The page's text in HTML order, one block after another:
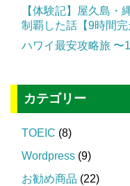
【体験記】屋久島・
制覇した話【9時間完
ハワイ最安攻略旅 〜
カテゴリー
TOEIC (8)
Wordpress (9)
お勧め商品 (22)